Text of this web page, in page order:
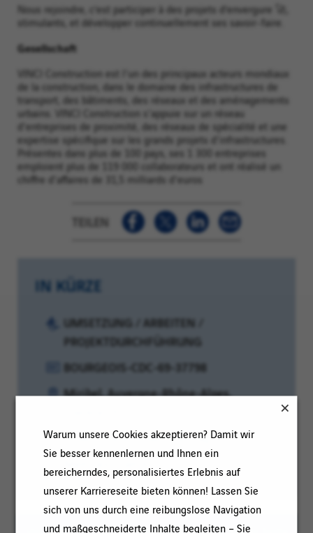
Warum unsere Cookies akzeptieren? Damit wir
Sie besser kennenlernen und Ihnen ein
bereicherndes, personalisiertes Erlebnis auf
unserer Karriereseite bieten können! Lassen Sie
sich von uns durch eine reibungslose Navigation
und maßgeschneiderte Inhalte begleiten – Sie
IN KÜRZE
Kategorie:
UMSETZUNG / ARBEITEN /
PROJEKTDURCHFÜHRUNG
Referenz:
BOURGEOIS-CDC-69-37798
Kundencode:
Standort:
Miribel, Auvergne-Rhône-Alpes,
Vertragsart:
Unbefristeter Arbeitsvertrag
Erfahrungsniveau:
Mehr als 5 Jahre
Nous rejoindre, c’est participer à des projets d’envergure 🚀,
stimulants, et développer continuellement ses savoir‑faire.
Gesellschaft
VINCI Construction est l'un des principaux acteurs mondiaux
de la construction, dans le domaine des infrastructures de
transport, des bâtiments, des réseaux et des aménagements
urbains. VINCI Construction s'appuie sur un réseau
d'entreprises de proximité, des réseaux de spécialité et une
expertise spécifique sur les grands projets d'infrastructures.
Présentes dans plus de 100 pays, ses 1 300 entreprises
emploient plus de 119 000 collaborateurs et ont réalisé un
chiffre d'affaires de 31,5 milliards d'euros
TEILEN